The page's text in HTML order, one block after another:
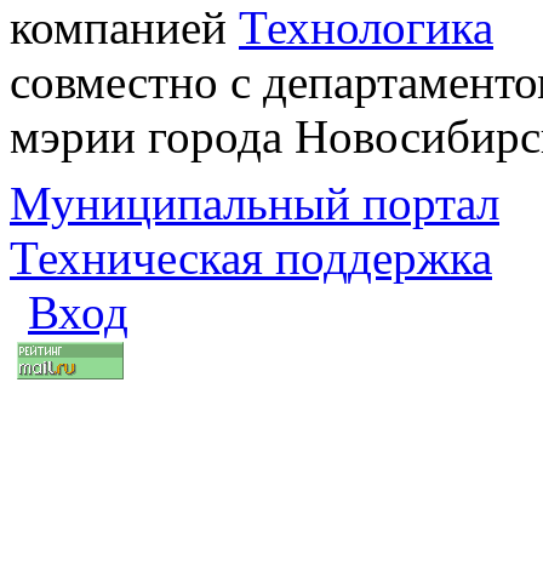
компанией Технологика
совместно с
мэрии города
Муниципальный портал
Техническая поддержка
Вход